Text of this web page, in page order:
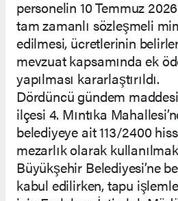
personelin 10 Temmuz
tam zamanlı sözleşmeli
edilmesi, ücretlerinin
mevzuat kapsamında ek
yapılması kararlaştırıldı.
Dördüncü gündem
ilçesi 4. Mıntıka
belediyeye ait 113/2400
mezarlık olarak
Büyükşehir Belediyesi’ne
kabul edilirken, tapu